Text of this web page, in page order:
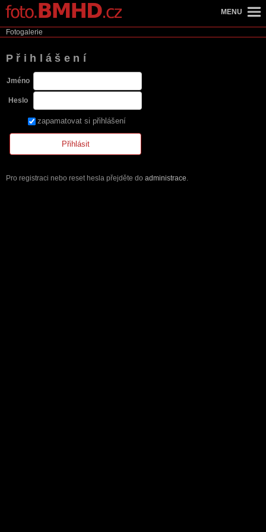
Fotogalerie
Přihlášení
Jméno
Heslo
zapamatovat si přihlášení
Pro registraci nebo reset hesla přejděte do administrace.
MENU